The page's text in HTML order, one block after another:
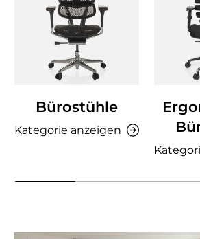
Bürostühle
Kategorie anzeigen